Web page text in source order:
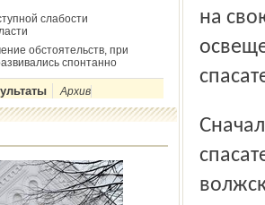
слабости
обстоятельств, при
спонтанно
Архив
на
Сначала на голодовку решительно настроились 5